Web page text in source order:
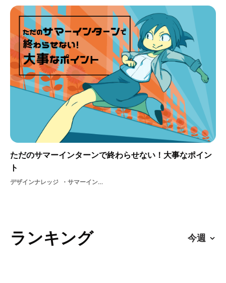
ただのサマーインターンで終わらせない！大事なポイン
ト
デザインナレッジ サマーインターン夏学生
ランキング